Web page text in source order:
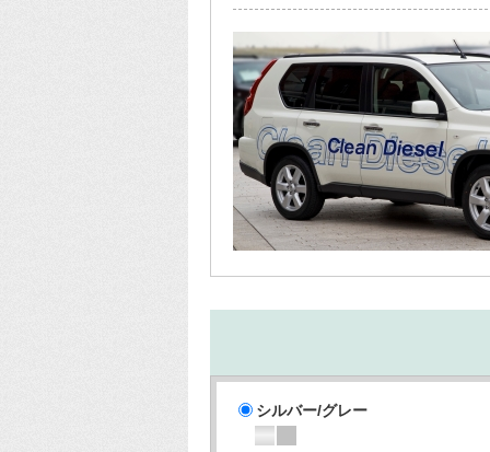
シルバー/グレー